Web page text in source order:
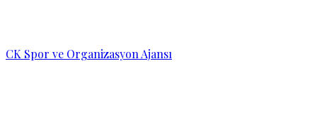
CK Spor ve Organizasyon Ajansı